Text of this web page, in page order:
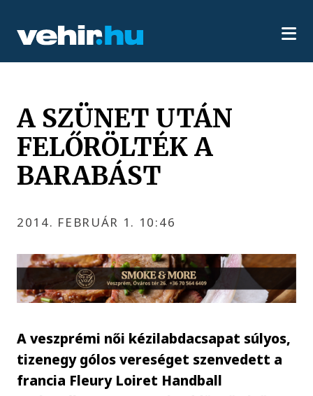
A SZÜNET UTÁN
FELŐRÖLTÉK A
BARABÁST
2014. FEBRUÁR 1. 10:46
A veszprémi női kézilabdacsapat súlyos,
tizenegy gólos vereséget szenvedett a
francia Fleury Loiret Handball